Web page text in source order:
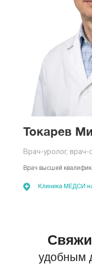
Токарев
Врач-уролог, врач-
Врач высшей
Клиника МЕДСИ
удобным